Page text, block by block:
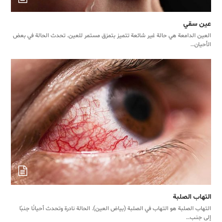
عين سقي
العين الدامعة هي حالة غير شائعة تتميز بتمزق مستمر للعين. تحدث الحالة في بعض
الأحيان…
التهاب الصلبة
التهاب الصلبة هو التهاب في الصلبة (بياض العين). الحالة نادرة وتحدث أحيانًا جنبًا
إلى جنب…